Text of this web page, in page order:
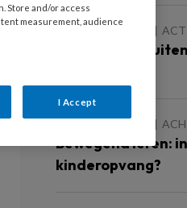
29 JANUARI 2026
Lekker naar
Bewegend leren:
kinderopvang?
Store and/or access
measurement, audience
I Accept